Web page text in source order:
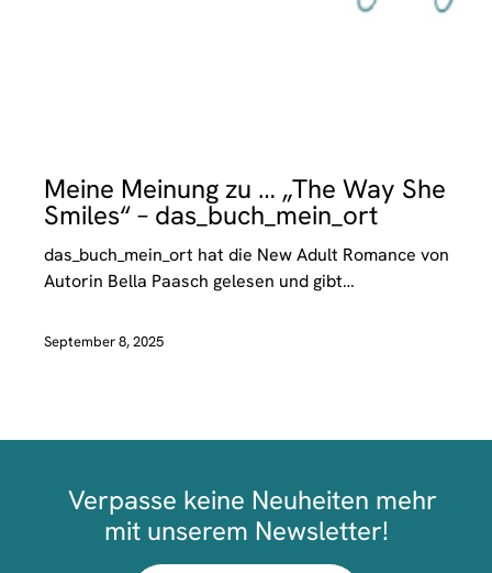
Meine Meinung zu … „The Way She
Smiles“ – das_buch_mein_ort
das_buch_mein_ort hat die New Adult Romance von
Autorin Bella Paasch gelesen und gibt…
September 8, 2025
Verpasse keine Neuheiten mehr
mit unserem Newsletter!